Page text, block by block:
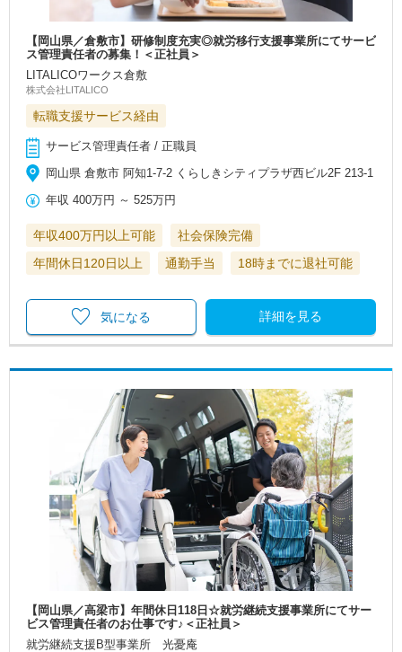
【岡山県／倉敷市】研修制度充実◎就労移行支援事業所にてサービ
ス管理責任者の募集！＜正社員＞
LITALICOワークス倉敷
株式会社LITALICO
転職支援サービス経由
サービス管理責任者 / 正職員
岡山県 倉敷市 阿知1-7-2 くらしきシティプラザ西ビル2F 213-1
年収 400万円 ～525万円
年収400万円以上可能
社会保険完備
年間休日120日以上
通勤手当 18時までに退社可能
詳細を見る
気になる
【岡山県／高梁市】年間休日118日☆就労継続支援事業所にてサー
ビス管理責任者のお仕事です♪＜正社員＞
就労継続支援B型事業所 光憂庵